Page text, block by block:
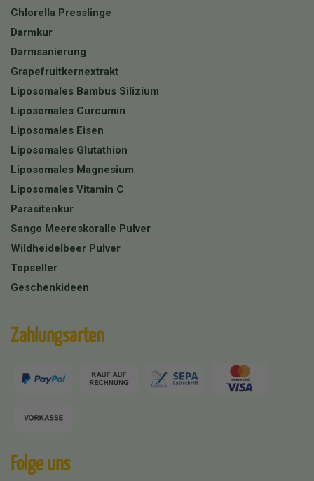
Chlorella Presslinge
Darmkur
Darmsanierung
Grapefruitkernextrakt
Liposomales Bambus Silizium
Liposomales Curcumin
Liposomales Eisen
Liposomales Glutathion
Liposomales Magnesium
Liposomales Vitamin C
Parasitenkur
Sango Meereskoralle Pulver
Wildheidelbeer Pulver
Topseller
Geschenkideen
Zahlungsarten
Folge uns